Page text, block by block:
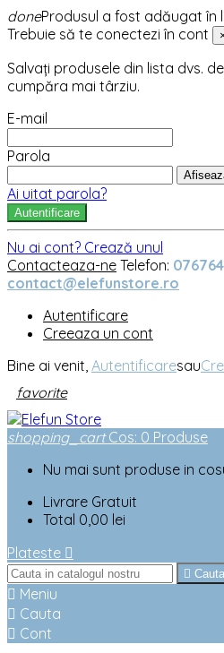
doneProdusul a fost adăugat în
Trebuie să te conectezi în cont
Salvați produsele din lista dvs.
cumpăra mai târziu.
E-mail
Parola
Ai uitat parola?
Autentificare
Nu ai cont? Crează unul
Contacteaza-ne Telefon:
contact@elefunstore.ro
Autentificare
Creeaza un cont
Bine ai venit, Autentificaresau
favorite
shopping_cart Cos: 0 Produse
Nu mai sunt produse in
Livrare Gratuit
Total 0,00 lei
Plateste 
 Cauta
 Meniu
 Cauta
 Cont